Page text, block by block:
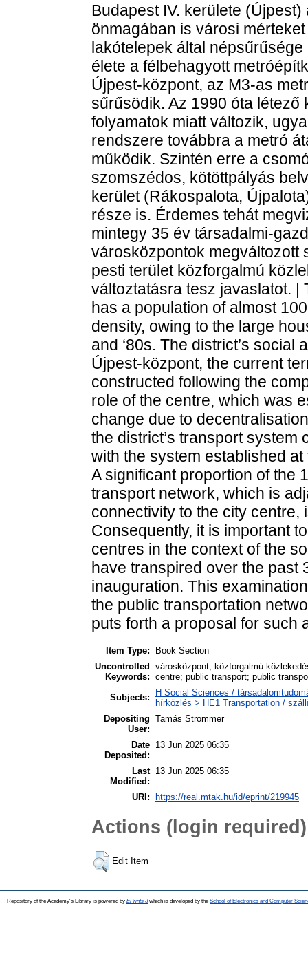
Budapest IV. kerülete
önmagában is városi
lakótelepek által
élete a félbehagyott
Újpest-központ, az M3-as
sűrűsödik. Az 1990 óta
folyamatok miatt változik,
rendszere továbbra a metró
működik. Szintén erre a
szomszédos, kötöttpályás
kerület (Rákospalota,
része is. Érdemes tehát
mintegy 35 év társadalmi-
városközpontok megváltozott
pesti terület közforgalmú
változtatásra tesz javaslatot. |
has a population of almost
density, owing to the large
and ‘80s. The district’s
Újpest-központ, the current
constructed following the
role of the centre, which was
change due to
the district’s transport
with the system established at
A significant proportion of the
transport network, which is
connectivity to the city centre,
Consequently, it is important
centres in the context of the
have transpired over the past
inauguration. This
the public transportation
puts forth a proposal for such
Item Type:
Book Section
Uncontrolled
Keywords:
városközpont; közforgalmú
centre; public transport; public
Subjects:
H Social Sciences /
hírközlés > HE1 Transportation /
Depositing
User:
Tamás Strommer
Date
Deposited:
13 Jun 2025 06:35
Last
Modified:
13 Jun 2025 06:35
URI: https://real.mtak.hu/id/eprint/219945
Actions (login required)
Edit Item
Repository of the Academy's Library is powered by EPrints 3which is developed by the School of Electronics and Computer